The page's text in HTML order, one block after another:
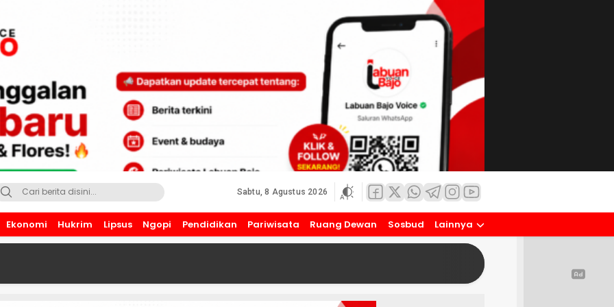
Sabtu, 8 Agustus 2026
Ekonomi Hukrim Lipsus Ngopi Pendidikan Pariwisata Ruang Dewan Sosbud Lainnya